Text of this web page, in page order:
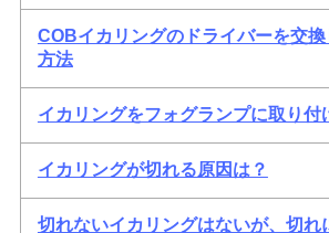
COBイカリングのドライバーを交
方法
イカリングをフォグランプに取り付
イカリングが切れる原因は？
切れないイカリングはないが、切れ